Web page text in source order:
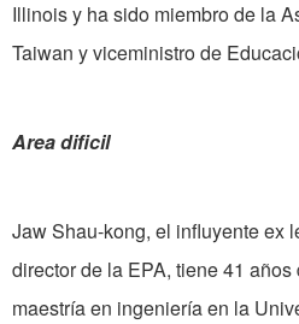
Illinois y ha sido miembro de la
Taiwan y viceministro de
Area dificil
Jaw Shau-kong, el influyente ex
director de la EPA, tiene 41
maestría en ingeniería en la